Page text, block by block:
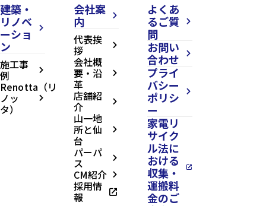
建築・
リノベ
ーショ
ン
arrow_forward_ios
施工事
例 arrow_forward_ios
Renotta（リ
ノッ
タ）
arrow_forward_ios
会社案
内
arrow_forward_ios
代表挨
拶 arrow_forward_ios
会社概
要・沿
革
arrow_forward_ios
店舗紹
介 arrow_forward_ios
山一地
所と仙
台
arrow_forward_ios
パーパ
ス arrow_forward_ios
CM紹介 arrow_forward_ios
採用情
報 open_in_new
よくあ
るご質
問
arrow_forward_ios
お問い
合わせ
arrow_forward_ios
プライ
バシー
ポリシ
ー
arrow_forward_ios
家電リ
サイク
ル法に
おける
収集・
運搬料
金のご
open_in_new